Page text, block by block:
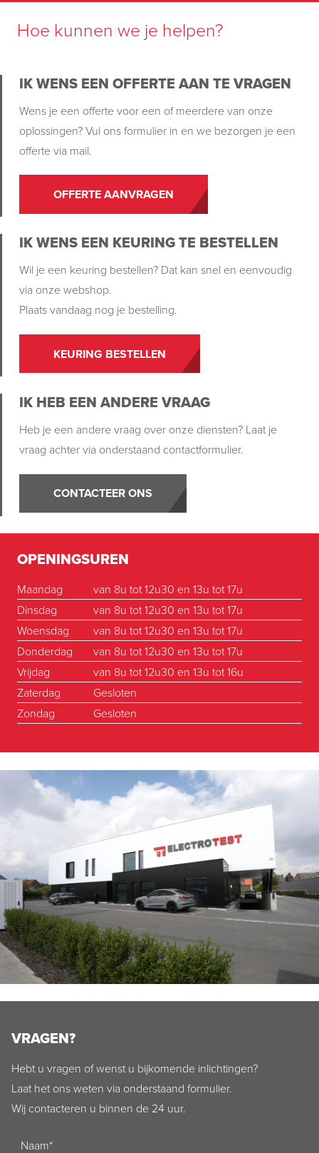
Hoe kunnen we je helpen?
IK WENS EEN OFFERTE AAN TE VRAGEN
Wens je een offerte voor een of meerdere van onze
oplossingen? Vul ons formulier in en we bezorgen je een
offerte via mail.
OFFERTE AANVRAGEN
IK WENS EEN KEURING TE BESTELLEN
Wil je een keuring bestellen? Dat kan snel en eenvoudig
via onze webshop.
Plaats vandaag nog je bestelling.
KEURING BESTELLEN
IK HEB EEN ANDERE VRAAG
Heb je een andere vraag over onze diensten? Laat je
vraag achter via onderstaand contactformulier.
CONTACTEER ONS
OPENINGSUREN
Maandag
van 8u tot 12u30 en 13u tot 17u
Dinsdag
van 8u tot 12u30 en 13u tot 17u
Woensdag
van 8u tot 12u30 en 13u tot 17u
Donderdag
van 8u tot 12u30 en 13u tot 17u
Vrijdag
van 8u tot 12u30 en 13u tot 16u
Zaterdag
Gesloten
Zondag
Gesloten
VRAGEN?
Hebt u vragen of wenst u bijkomende inlichtingen?
Laat het ons weten via onderstaand formulier.
Wij contacteren u binnen de 24 uur.
Naam